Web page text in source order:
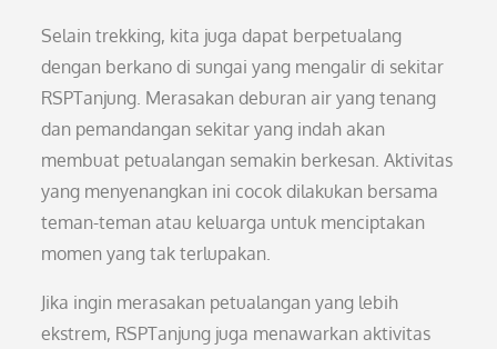
Selain trekking, kita juga dapat berpetualang
dengan berkano di sungai yang mengalir di sekitar
RSPTanjung. Merasakan deburan air yang tenang
dan pemandangan sekitar yang indah akan
membuat petualangan semakin berkesan. Aktivitas
yang menyenangkan ini cocok dilakukan bersama
teman-teman atau keluarga untuk menciptakan
momen yang tak terlupakan.
Jika ingin merasakan petualangan yang lebih
ekstrem, RSPTanjung juga menawarkan aktivitas